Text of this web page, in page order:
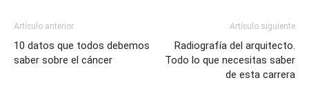
Artículo anterior
10 datos que todos debemos
saber sobre el cáncer
Artículo siguiente
Radiografía del arquitecto.
Todo lo que necesitas saber
de esta carrera